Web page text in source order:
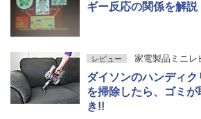
ギー反応の関係を解説
レビュー 家電製品ミニレ
ダイソンのハンディ
を掃除したら、ゴミが
き!!